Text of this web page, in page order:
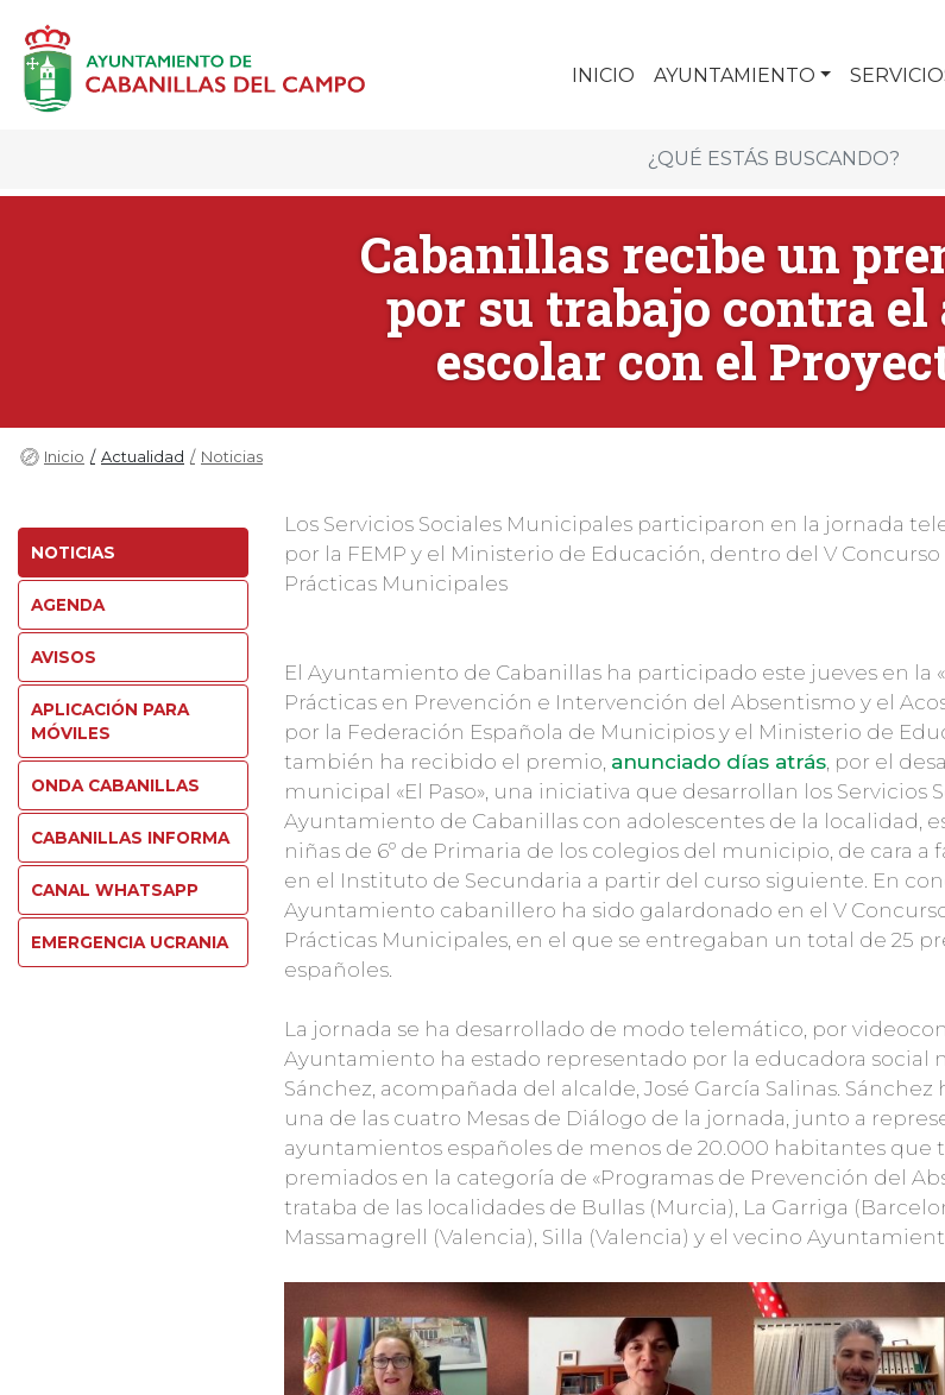
INICIO AYUNTAMIENTO
Cabanillas recibe un
por su trabajo contra
escolar con el
Inicio Actualidad Noticias
NOTICIAS
AGENDA
AVISOS
APLICACIÓN PARA
MÓVILES
ONDA CABANILLAS
CABANILLAS INFORMA
CANAL WHATSAPP
EMERGENCIA UCRANIA
Los Servicios Sociales Municipales participaron en la jornada
por la FEMP y el Ministerio de Educación, dentro del V
Prácticas Municipales
El Ayuntamiento de Cabanillas ha participado este jueves en la
Prácticas en Prevención e Intervención del Absentismo y el
por la Federación Española de Municipios y el Ministerio de
también ha recibido el premio, anunciado días atrás, por el
municipal «El Paso», una iniciativa que desarrollan los Servicios
Ayuntamiento de Cabanillas con adolescentes de la localidad,
niñas de 6º de Primaria de los colegios del municipio, de cara a
en el Instituto de Secundaria a partir del curso siguiente. En
Ayuntamiento cabanillero ha sido galardonado en el V
Prácticas Municipales, en el que se entregaban un total de 25
españoles.
La jornada se ha desarrollado de modo telemático, por
Ayuntamiento ha estado representado por la educadora social
Sánchez, acompañada del alcalde, José García Salinas.
una de las cuatro Mesas de Diálogo de la jornada, junto a
ayuntamientos españoles de menos de 20.000 habitantes que
premiados en la categoría de «Programas de Prevención del
trataba de las localidades de Bullas (Murcia), La Garriga
Massamagrell (Valencia), Silla (Valencia) y el vecino